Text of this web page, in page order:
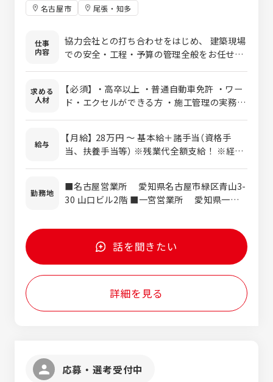
名古屋市 尾張・知多
仕事
内容
協力会社との打ち合わせをはじめ、 建築現場
での安全・工程・予算の管理全般をお任せし
の木造新築住宅を中心に、累計約10万世帯に
選ばれてきた実績があります。 住宅性能評価
の取得や「長期優良住宅」の標準仕様化など品
質にも徹底的にこだわっており、 技術者とし
て自信を持って安心・安全な家づくりに専念
ます。 【試用期間】 有り（3か月） 【やりがい】
経験豊富な方は即戦力として存分に腕を振る
販売・アフターケア」までを網羅する自社一
貫体制のもとで、技術のプロフェッショナル
を目指しませんか？現場のプロとして施工管
理を極める道はもちろん、将来的には造成、
設計、積算、アフターサービスといった多彩
な技術職へキャリアチェンジできる幅広いフ
ィールドをご用意しています。 【分業体制】
きる働きやすい環境です。
求める
人材
【必須】 ・高卒以上 ・普通自動車免許 ・ワー
ド・エクセルができる方 ・施工管理の実務経
方 【歓迎】 ・1・2級建築士 ・1・2級建築施工
管理技士
給与
【月給】 28万円 〜 基本給＋諸手当（資格手
当、扶養手当等） ※残業代全額支給！ ※経験
管理技士・二級建築士保持 ・33歳（主任）730
万円 ※二級施工管理技士・役職手当 ・36歳
手当 ・44歳（部長）1050万円 ※一級施工管
理技士・二級施工管理技士・役職手当
勤務地
■名古屋営業所 愛知県名古屋市緑区青山3-
30 山口ビル2階 ■一宮営業所 愛知県一宮
話を聞きたい
詳細を見る
応募・選考受付中